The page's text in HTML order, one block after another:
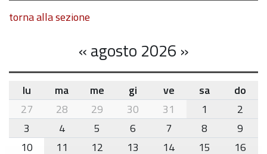
torna alla sezione
«agosto 2026 »
month-
8
lu ma me gi ve sa
do
27
28 29 30 31 1
2
3
4 5 6 7 8
9
10
11 12 13 14 15
16